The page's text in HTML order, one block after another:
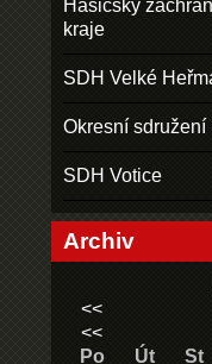
Hasičský
kraje
SDH Velké
Okresní
SDH Votice
Archiv
<<
<<
Po
Út St